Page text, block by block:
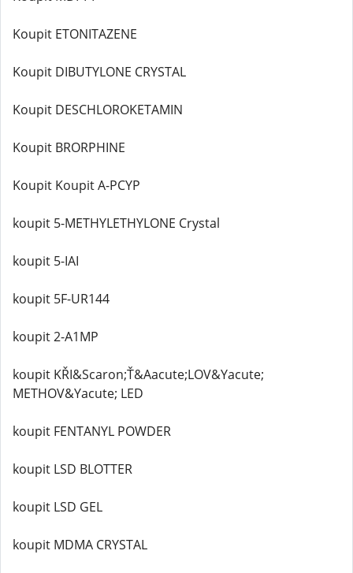
Koupit ETONITAZENE
Koupit DIBUTYLONE CRYSTAL
Koupit DESCHLOROKETAMIN
Koupit BRORPHINE
Koupit Koupit A-PCYP
koupit 5-METHYLETHYLONE Crystal
koupit 5-IAI
koupit 5F-UR144
koupit 2-A1MP
koupit KŘI&Scaron;Ť&Aacute;LOV&Yacute;
METHOV&Yacute; LED
koupit FENTANYL POWDER
koupit LSD BLOTTER
koupit LSD GEL
koupit MDMA CRYSTAL